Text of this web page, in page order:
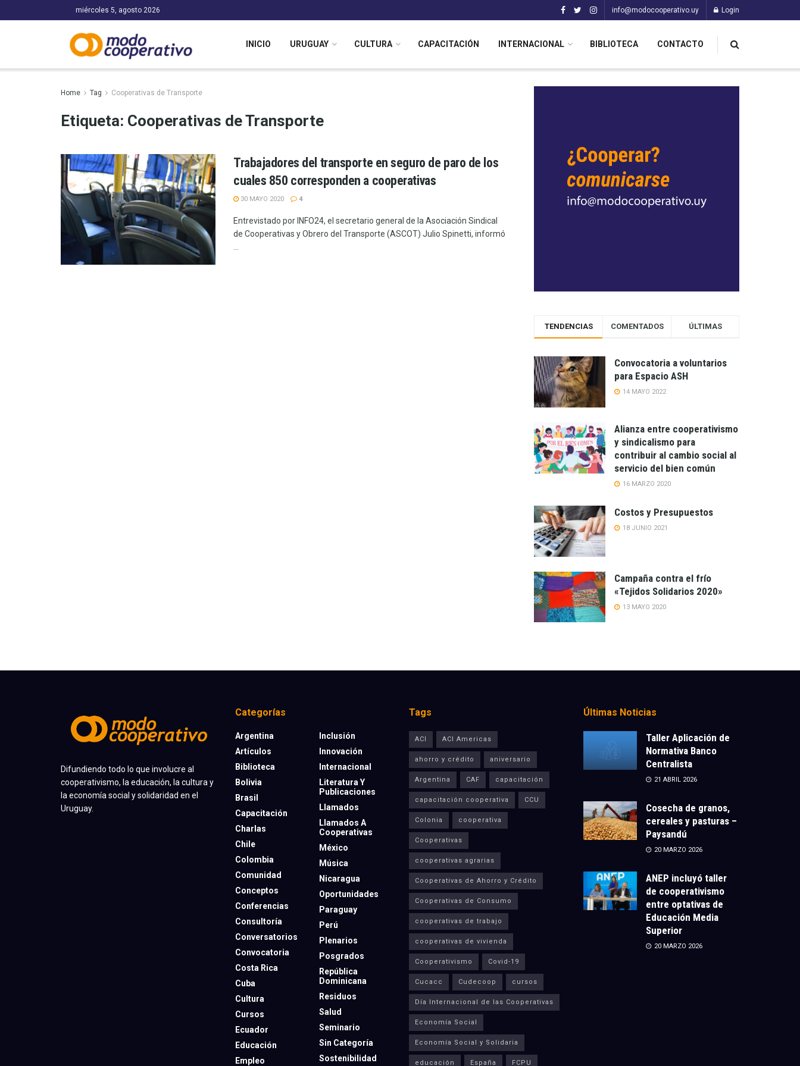
miércoles 5, agosto 2026 info@modocooperativo.uy Login
INICIO URUGUAY CULTURA CAPACITACIÓN INTERNACIONAL BIBLIOTECA CONTACTO
Home Tag Cooperativas de Transporte
Etiqueta: Cooperativas de Transporte
Trabajadores del transporte en seguro de paro de los
cuales 850 corresponden a cooperativas
30 MAYO 2020 4
Entrevistado por INFO24, el secretario general de la Asociación Sindical
de Cooperativas y Obrero del Transporte (ASCOT) Julio Spinetti, informó
TENDENCIAS COMENTADOS ÚLTIMAS
Convocatoria a voluntarios
para Espacio ASH
14 MAYO 2022
Alianza entre cooperativismo
y sindicalismo para
contribuir al cambio social al
servicio del bien común
16 MARZO 2020
Costos y Presupuestos
18 JUNIO 2021
Campaña contra el frío
«Tejidos Solidarios 2020»
13 MAYO 2020
Difundiendo todo lo que involucre al
cooperativismo, la educación, la cultura y
la economía social y solidaridad en el
Uruguay.
Categorías
Argentina
Artículos
Biblioteca
Bolivia
Brasil
Capacitación
Charlas
Chile
Colombia
Comunidad
Conceptos
Conferencias
Consultoría
Conversatorios
Convocatoria
Costa Rica
Cuba
Cultura
Cursos
Ecuador
Educación
Empleo
Inclusión
Innovación
Internacional
Literatura Y
Publicaciones
Llamados
Llamados A
Cooperativas
México
Música
Nicaragua
Oportunidades
Paraguay
Perú
Plenarios
Posgrados
República
Dominicana
Residuos
Salud
Seminario
Sin Categoría
Sostenibilidad
Tags
ACI ACI Americas
ahorro y crédito aniversario
Argentina CAF capacitación
capacitación cooperativa CCU
Colonia cooperativa
Cooperativas
cooperativas agrarias
Cooperativas de Ahorro y Crédito
Cooperativas de Consumo
cooperativas de trabajo
cooperativas de vivienda
Cooperativismo Covid-19
Cucacc Cudecoop cursos
Día Internacional de las Cooperativas
Economía Social
Economía Social y Solidaria
educación España FCPU
Últimas Noticias
Taller Aplicación de
Normativa Banco
Centralista
21 ABRIL 2026
Cosecha de granos,
cereales y pasturas –
Paysandú
20 MARZO 2026
ANEP incluyó taller
de cooperativismo
entre optativas de
Educación Media
Superior
20 MARZO 2026